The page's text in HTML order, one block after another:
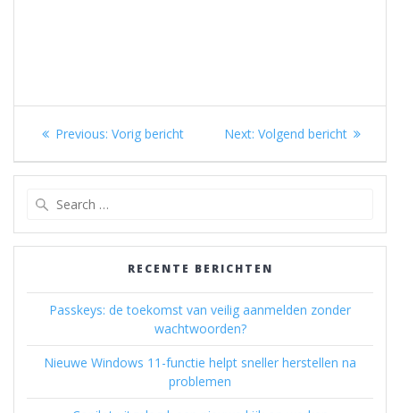
Berichtnavigatie
Previous: Previous
Vorig bericht Next: Next
Volgend bericht
RECENTE BERICHTEN
Passkeys: de toekomst van veilig aanmelden zonder
wachtwoorden?
Nieuwe Windows 11-functie helpt sneller herstellen na
problemen